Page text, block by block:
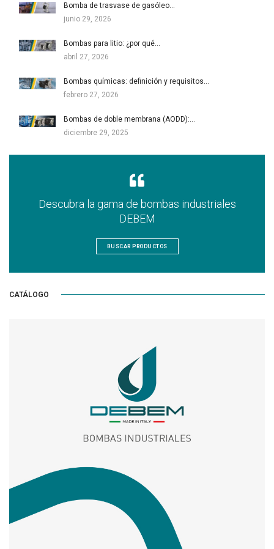
Bomba de trasvase de gasóleo…
junio 29, 2026
Bombas para litio: ¿por qué…
abril 27, 2026
Bombas químicas: definición y requisitos…
febrero 27, 2026
Bombas de doble membrana (AODD):…
diciembre 29, 2025
Descubra la gama de bombas industriales
DEBEM
BUSCAR PRODUCTOS
CATÁLOGO